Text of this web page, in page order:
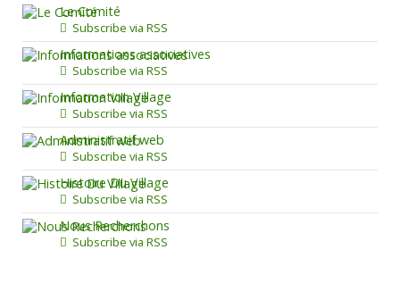
Le Comité
Subscribe via RSS
Informations associatives
Subscribe via RSS
Information Village
Subscribe via RSS
Administratif web
Subscribe via RSS
Histoire Du Village
Subscribe via RSS
Nous Recherchons
Subscribe via RSS